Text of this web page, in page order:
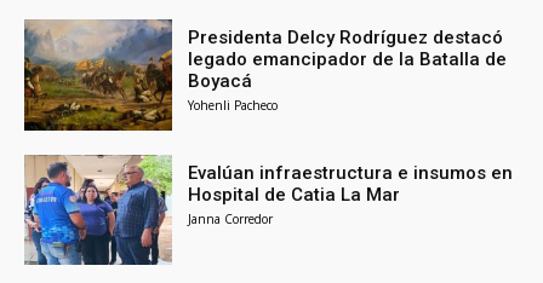
Presidenta Delcy Rodríguez destacó
legado emancipador de la Batalla de
Boyacá
Yohenli Pacheco
Evalúan infraestructura e insumos en
Hospital de Catia La Mar
Janna Corredor